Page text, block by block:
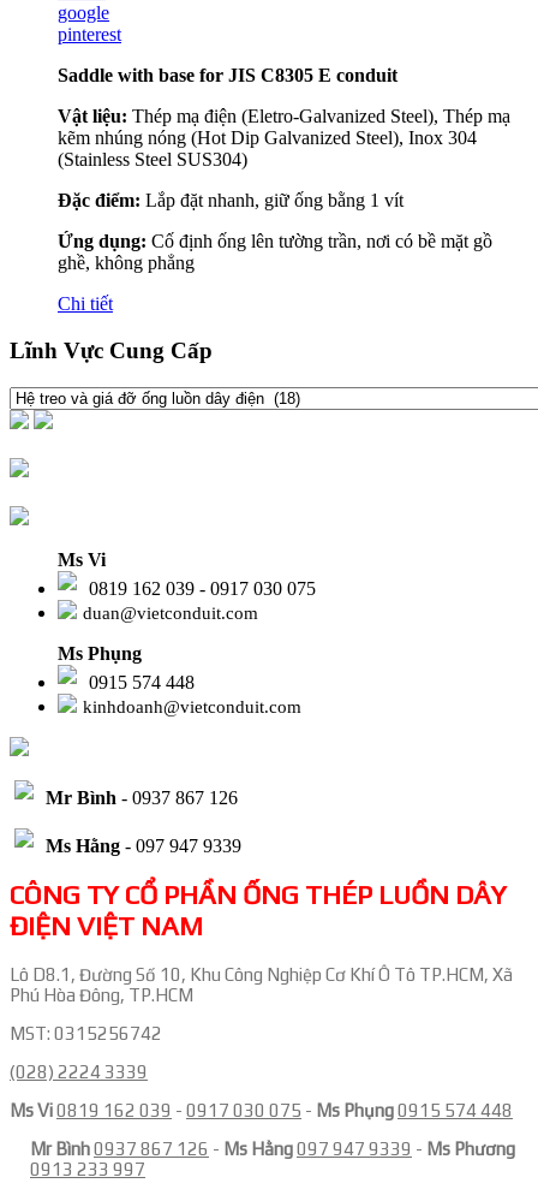
google
pinterest
Saddle with base for JIS C8305 E conduit
Vật liệu: Thép mạ điện (Eletro-Galvanized Steel), Thép mạ
kẽm nhúng nóng (Hot Dip Galvanized Steel), Inox 304
(Stainless Steel SUS304)
Đặc điểm: Lắp đặt nhanh, giữ ống bằng 1 vít
Ứng dụng: Cố định ống lên tường trần, nơi có bề mặt gồ
ghề, không phẳng
Chi tiết
Lĩnh Vực Cung Cấp
Ms Vi
0819 162 039 - 0917 030 075
duan@vietconduit.com
Ms Phụng
0915 574 448
kinhdoanh@vietconduit.com
Mr Bình - 0937 867 126
Ms Hằng - 097 947 9339
CÔNG TY CỔ PHẦN ỐNG THÉP LUỒN DÂY
ĐIỆN VIỆT NAM
Lô D8.1, Đường Số 10, Khu Công Nghiệp Cơ Khí Ô Tô TP.HCM, Xã
Phú Hòa Đông, TP.HCM
MST: 0315256742
(028) 2224 3339
Ms Vi0819 162 039 - 0917 030 075 - Ms Phụng0915 574 448
Mr Bình0937 867 126 - Ms Hằng097 947 9339 - Ms Phương
0913 233 997